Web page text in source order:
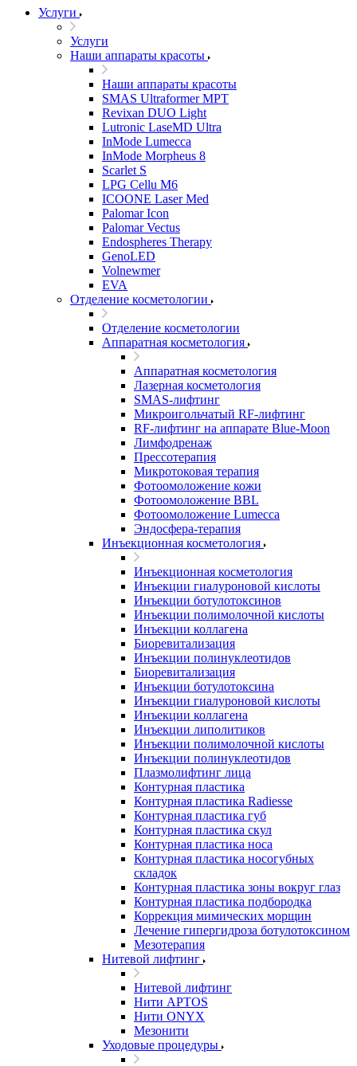
Услуги
Услуги
Наши аппараты красоты
Наши аппараты красоты
SMAS Ultraformer MPT
Revixan DUO Light
Lutronic LaseMD Ultra
InMode Lumecca
InMode Morpheus 8
Scarlet S
LPG Cellu M6
ICOONE Laser Med
Palomar Icon
Palomar Vectus
Endospheres Therapy
GenoLED
Volnewmer
EVA
Отделение косметологии
Отделение косметологии
Аппаратная косметология
Аппаратная косметология
Лазерная косметология
SMAS-лифтинг
Микроигольчатый RF-лифтинг
RF-лифтинг на аппарате Blue-Moon
Лимфодренаж
Прессотерапия
Микротоковая терапия
Фотоомоложение кожи
Фотоомоложение BBL
Фотоомоложение Lumecca
Эндосфера-терапия
Инъекционная косметология
Инъекционная косметология
Инъекции гиалуроновой кислоты
Инъекции ботулотоксинов
Инъекции полимолочной кислоты
Инъекции коллагена
Биоревитализация
Инъекции полинуклеотидов
Биоревитализация
Инъекции ботулотоксина
Инъекции гиалуроновой кислоты
Инъекции коллагена
Инъекции липолитиков
Инъекции полимолочной кислоты
Инъекции полинуклеотидов
Плазмолифтинг лица
Контурная пластика
Контурная пластика Radiesse
Контурная пластика губ
Контурная пластика скул
Контурная пластика носа
Контурная пластика носогубных
складок
Контурная пластика зоны вокруг глаз
Контурная пластика подбородка
Коррекция мимических морщин
Лечение гипергидроза ботулотоксином
Мезотерапия
Нитевой лифтинг
Нитевой лифтинг
Нити APTOS
Нити ONYX
Мезонити
Уходовые процедуры